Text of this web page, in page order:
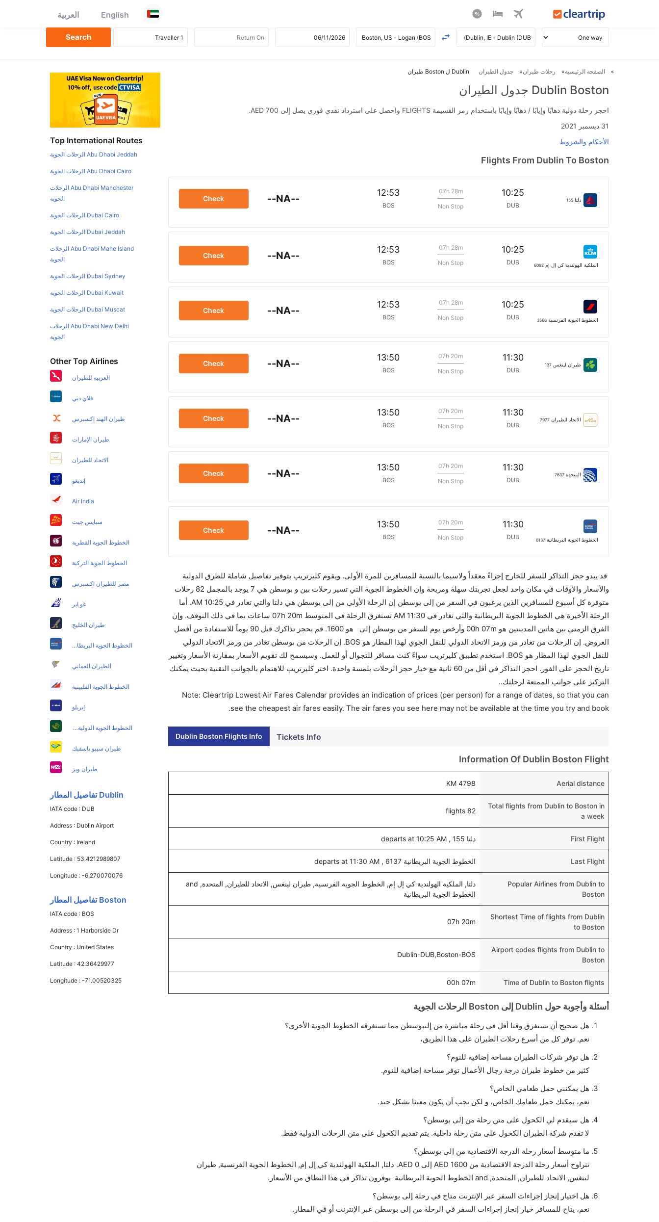
English العربية
الصفحة الرئيسية رحلات طيران جدول الطيران Dublin ل Boston طيران
Dublin Boston جدول الطيران
احجز رحلة دولية ذهابًا وإيابًا / ذهابًا وإيابًا باستخدام رمز القسيمة FLIGHTS واحصل على استرداد نقدي فوري يصل إلى AED 700.
31 ديسمبر 2021
الأحكام والشروط
Flights From Dublin To Boston
دلتا 155
10:25
DUB
07h 28m
Non Stop
12:53
BOS
--NA--
Check
الملكية الهولندية كي إل إم 6092
10:25
DUB
07h 28m
Non Stop
12:53
BOS
--NA--
Check
الخطوط الجوية الفرنسية 3566
10:25
DUB
07h 28m
Non Stop
12:53
BOS
--NA--
Check
طيران لينغس 137
11:30
DUB
07h 20m
Non Stop
13:50
BOS
--NA--
Check
الاتحاد للطيران 7977
11:30
DUB
07h 20m
Non Stop
13:50
BOS
--NA--
Check
المتحدة 7637
11:30
DUB
07h 20m
Non Stop
13:50
BOS
--NA--
Check
الخطوط الجوية البريطانية 6137
11:30
DUB
07h 20m
Non Stop
13:50
BOS
--NA--
Check
قد يبدو حجز التذاكر للسفر للخارج إجراءً معقداً ولاسيما بالنسبة للمسافرين للمرة الأولى. ويقوم كليرتريب بتوفير تفاصيل شاملة للطرق الدولية
والأسعار والأوقات في مكان واحد لجعل تجربتك سهلة ومريحة وإن الخطوط الجوية التي تسير رحلات بين و بوسطن هي 7 يوجد بالمجمل 82 رحلات
متوفرة كل أسبوع للمسافرين الذين يرغبون في السفر من إلى بوسطن إن الرحلة الأولى من إلى بوسطن هي دلتا والتي تغادر في 10:25 AM. أما
الرحلة الأخيرة هي الخطوط الجوية البريطانية والتي تغادر في 11:30 AM تستغرق الرحلة في المتوسط 07h 20m ساعات بما في ذلك التوقف. وإن
الفرق الزمني بين هاتين المدينتين هو 00h 07m وأرخص يوم للسفر من بوسطن إلى هو 1600. قم بحجز تذاكرك قبل 90 يوماً للاستفادة من أفضل
العروض. إن الرحلات من تغادر من ورمز الاتحاد الدولي للنقل الجوي لهذا المطار هو BOS. إن الرحلات من بوسطن تغادر من ورمز الاتحاد الدولي
للنقل الجوي لهذا المطار هو BOS. استخدم تطبيق كليرتريب سواءً كنت مسافر للتجوال أو للعمل. وسيسمح لك تقويم الأسعار بمقارنة الأسعار وتغيير
تاريخ الحجز على الفور. احجز التذاكر في أقل من 60 ثانية مع خيار حجز الرحلات بلمسة واحدة. اختر كليرتريب للاهتمام بالجوانب التقنية بحيث يمكنك
التركيز على جوانب الممتعة لرحلتك..
Note: Cleartrip Lowest Air Fares Calendar provides an indication of prices (per person) for a range of dates, so that you can
see the cheapest air fares easily. The air fares you see here may not be available at the time you try and book.
Dublin Boston Flights Info Tickets Info
Information Of Dublin Boston Flight
Aerial distance
4798 KM
Total flights from Dublin to Boston in
a week
82 flights
First Flight دلتا 155 , departs at 10:25 AM
Last Flight الخطوط الجوية البريطانية 6137 , departs at 11:30 AM
Popular Airlines from Dublin to
Boston
دلتا, الملكية الهولندية كي إل إم, الخطوط الجوية الفرنسية, طيران لينغس, الاتحاد للطيران, المتحدة, and
الخطوط الجوية البريطانية
Shortest Time of flights from Dublin
to Boston
07h 20m
Airport codes flights from Dublin to
Boston
Dublin-DUB,Boston-BOS
Time of Dublin to Boston flights
00h 07m
أسئلة وأجوبة حول Dublin إلى Boston الرحلات الجوية
هل صحيح أن تستغرق وقتا أقل في رحلة مباشرة من إلىبوسطن مما تستغرقه الخطوط الجوية الأخرى؟
نعم. توفر كل من أسرع رحلات الطيران على هذا الطريق،
هل توفر شركات الطيران مساحة إضافية للنوم؟
كثير من خطوط طيران درجة رجال الأعمال توفر مساحة إضافية للنوم.
هل يمكنني حمل طعامي الخاص؟
نعم، يمكنك حمل طعامك الخاص، و لكن يجب أن يكون معبئا بشكل جيد.
هل سيقدم لي الكحول على متن رحلة من إلى بوسطن؟
لا تقدم شركة الطيران الكحول على متن رحلة داخلية. يتم تقديم الكحول على متن الرحلات الدولية فقط.
ما متوسط أسعار رحلة الدرجة الاقتصادية من إلى بوسطن؟
تتراوح أسعار رحلة الدرجة الاقتصادية من AED 1600 إلى AED 0. دلتا, الملكية الهولندية كي إل إم, الخطوط الجوية الفرنسية, طيران
لينغس, الاتحاد للطيران, المتحدة, and الخطوط الجوية البريطانية يوفرون تذاكر في هذا النطاق من الأسعار.
هل اختيار إنجاز إجراءات السفر عبر الإنترنت متاح في رحلة إلى بوسطن؟
نعم، يتاح للمسافر خيار إنجاز إجراءات السفر في الرحلة من إلى بوسطن عبر الإنترنت أو في المطار.
Top International Routes
Abu Dhabi Jeddah الرحلات الجوية
Abu Dhabi Cairo الرحلات الجوية
Abu Dhabi Manchester الرحلات
الجوية
Dubai Cairo الرحلات الجوية
Dubai Jeddah الرحلات الجوية
Abu Dhabi Mahe Island الرحلات
الجوية
Dubai Sydney الرحلات الجوية
Dubai Kuwait الرحلات الجوية
Dubai Muscat الرحلات الجوية
Abu Dhabi New Delhi الرحلات
الجوية
Other Top Airlines
العربية للطيران
فلاي دبي
طيران الهند إكسبرس
طيران الإمارات
الاتحاد للطيران
إنديغو
Air India
سبايس جيت
الخطوط الجوية القطرية
الخطوط الجوية التركية
مصر للطيران اكسبرس
غو اير
طيران الخليج
الخطوط الجوية البريطانية
الطيران العماني
الخطوط الجوية الفلبينية
إيربلو
الخطوط الجوية الدولية الباكستانية
طيران سيبو باسفيك
طيران ويز
Dublin تفاصيل المطار
IATA code : DUB
Address : Dublin Airport
Country : Ireland
Latitude : 53.4212989807
Longitude :-6.270070076
Boston تفاصيل المطار
IATA code : BOS
Address :1 Harborside Dr
Country : United States
Latitude :42.36429977
Longitude :-71.00520325